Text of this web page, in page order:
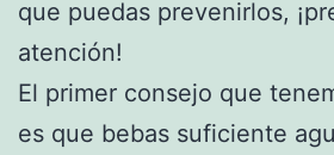
que puedas prevenirlos,
atención!
El primer consejo que
es que bebas suficiente